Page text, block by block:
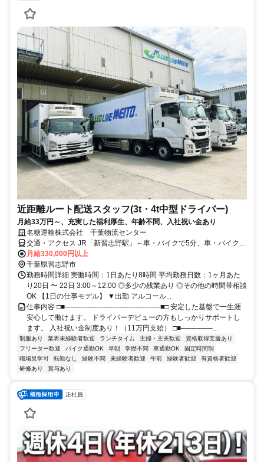
近距離ルート配送スタッフ(3t・4t中型ドライバー)
月給33万円～、充実した福利厚生、年齢不問、入社祝い金あり
名糖運輸株式会社 千葉物流センター
交通・アクセス JR「新習志野駅」～車・バイクで5分、車・バイク通
勤OK
月給330,000円以上
千葉県習志野市
勤務時間詳細 実働時間：1日あたり8時間 平均勤務日数：1ヶ月あた
り20日 〜 22日 3:00～12:00 ◎多少の残業あり ◎その他の時間帯相談
OK 【1日の仕事モデル】 ▼出勤 アルコール...
仕事内容 □■──────────────────■□ 安定した基盤で一生涯
安心して働けます。 ドライバーデビューの方もしっかりサポートし
ます。 入社祝い金制度あり！（11万円支給） □■──────...
制服あり 業界未経験者歓迎 ランチタイム 主婦・主夫歓迎
資格取得支援あり
フリーター歓迎
バイク通勤OK 早朝 学歴不問 車通勤OK
固定時間制
職場見学可
転勤なし 経験不問 未経験者歓迎 午前 経験者歓迎
有資格者歓迎
研修あり
賞与あり
正社員